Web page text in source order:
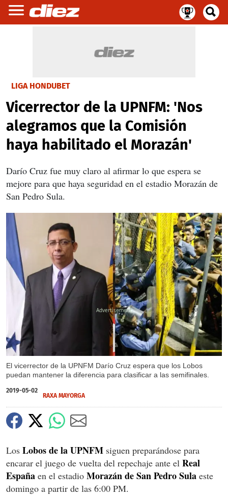
LIGA HONDUBET
Vicerrector de la UPNFM: 'Nos
alegramos que la Comisión
haya habilitado el Morazán'
Darío Cruz fue muy claro al afirmar lo que espera se
mejore para que haya seguridad en el estadio Morazán de
San Pedro Sula.
El vicerrector de la UPNFM Darío Cruz espera que los Lobos
puedan mantener la diferencia para clasificar a las semifinales.
X
X
2019-05-02
RAXA MAYORGA
Los Lobos de la UPNFM siguen preparándose para
encarar el juego de vuelta del repechaje ante el Real
España en el estadio Morazán de San Pedro Sula este
domingo a partir de las 6:00 PM.